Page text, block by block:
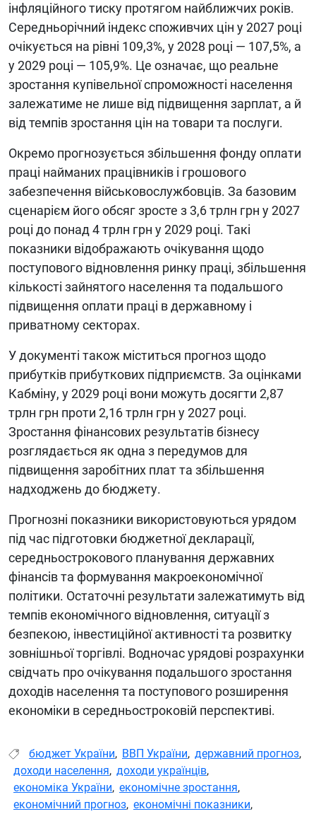
інфляційного тиску протягом найближчих років.
Середньорічний індекс споживчих цін у 2027 році
очікується на рівні 109,3%, у 2028 році — 107,5%, а
у 2029 році — 105,9%. Це означає, що реальне
зростання купівельної спроможності населення
залежатиме не лише від підвищення зарплат, а й
від темпів зростання цін на товари та послуги.
Окремо прогнозується збільшення фонду оплати
праці найманих працівників і грошового
забезпечення військовослужбовців. За базовим
сценарієм його обсяг зросте з 3,6 трлн грн у 2027
році до понад 4 трлн грн у 2029 році. Такі
показники відображають очікування щодо
поступового відновлення ринку праці, збільшення
кількості зайнятого населення та подальшого
підвищення оплати праці в державному і
приватному секторах.
У документі також міститься прогноз щодо
прибутків прибуткових підприємств. За оцінками
Кабміну, у 2029 році вони можуть досягти 2,87
трлн грн проти 2,16 трлн грн у 2027 році.
Зростання фінансових результатів бізнесу
розглядається як одна з передумов для
підвищення заробітних плат та збільшення
надходжень до бюджету.
Прогнозні показники використовуються урядом
під час підготовки бюджетної декларації,
середньострокового планування державних
фінансів та формування макроекономічної
політики. Остаточні результати залежатимуть від
темпів економічного відновлення, ситуації з
безпекою, інвестиційної активності та розвитку
зовнішньої торгівлі. Водночас урядові розрахунки
свідчать про очікування подальшого зростання
доходів населення та поступового розширення
економіки в середньостроковій перспективі.
бюджет України, ВВП України, державний прогноз,
доходи населення, доходи українців,
економіка України, економічне зростання,
економічний прогноз, економічні показники,